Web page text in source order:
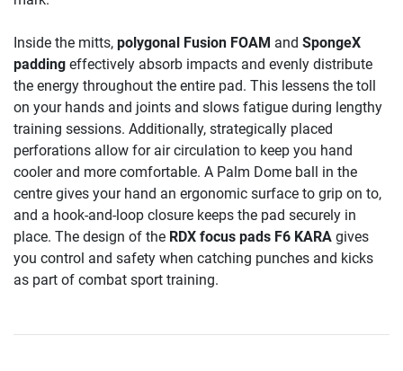
Inside the mitts, polygonal Fusion FOAM and SpongeX
padding effectively absorb impacts and evenly distribute
the energy throughout the entire pad. This lessens the toll
on your hands and joints and slows fatigue during lengthy
training sessions. Additionally, strategically placed
perforations allow for air circulation to keep you hand
cooler and more comfortable. A Palm Dome ball in the
centre gives your hand an ergonomic surface to grip on to,
and a hook-and-loop closure keeps the pad securely in
place. The design of the RDX focus pads F6 KARA gives
you control and safety when catching punches and kicks
as part of combat sport training.